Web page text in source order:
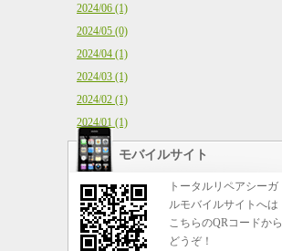
2024/06 (1)
2024/05 (0)
2024/04 (1)
2024/03 (1)
2024/02 (1)
2024/01 (1)
モバイルサイト
トータルリペアシーガ
ルモバイルサイトへは
こちらのQRコードから
どうぞ！